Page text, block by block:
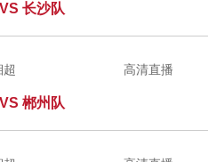
长沙队
超
郴州队
高清直播